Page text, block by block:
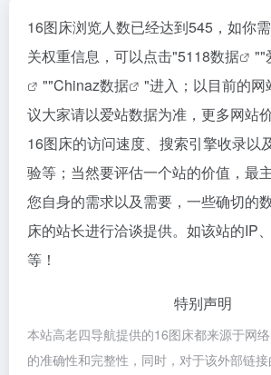
16图床浏览人数已经达到545，如你
关权重信息，可以点击"5118数据 ""
""Chinaz数据
"进入；以目前的网
议大家请以爱站数据为准，更多网站
16图床的访问速度、搜索引擎收录以
验等；当然要评估一个站的价值，最
您自身的需求以及需要，一些确切的
床的站长进行洽谈提供。如该站的IP
等！
特别声明
本站高老四导航提供的16图床都来源于网
的准确性和完整性，同时，对于该外部链